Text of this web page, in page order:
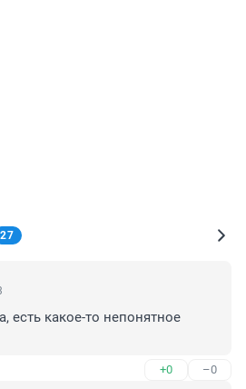
27
есть какое-то непонятное
+0 –0